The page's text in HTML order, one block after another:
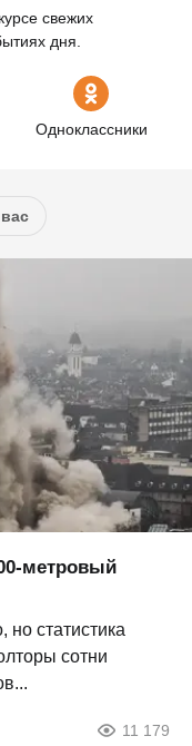
свежих
дня.
Одноклассники
метровый
но статистика
сотни
11 179